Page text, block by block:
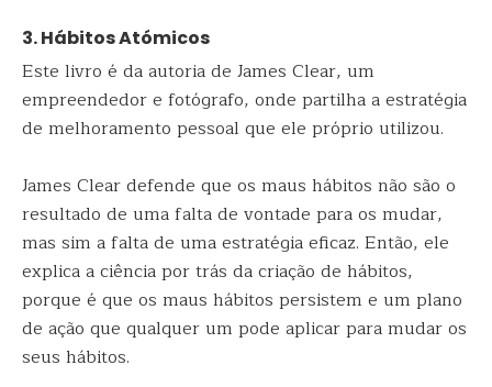
3. Hábitos Atómicos
Este livro é da autoria de James Clear, um
empreendedor e fotógrafo, onde partilha a estratégia
de melhoramento pessoal que ele próprio utilizou.
James Clear defende que os maus hábitos não são o
resultado de uma falta de vontade para os mudar,
mas sim a falta de uma estratégia eficaz. Então, ele
explica a ciência por trás da criação de hábitos,
porque é que os maus hábitos persistem e um plano
de ação que qualquer um pode aplicar para mudar os
seus hábitos.